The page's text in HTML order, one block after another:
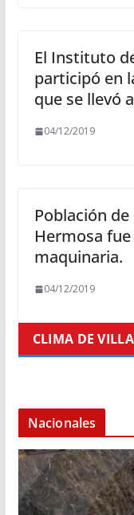
El Instituto
participó en
que se llevó
04/12/2019
Población
Hermosa
maquinaria.
04/12/2019
CLIMA DE
Nacionales